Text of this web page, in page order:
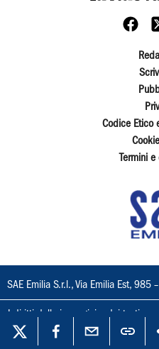
Codice Etico
Termini
SAE Emilia S.r.l., Via Emilia Est,
I diritti delle immagini e dei testi
loro riproduzione con qualsiasi